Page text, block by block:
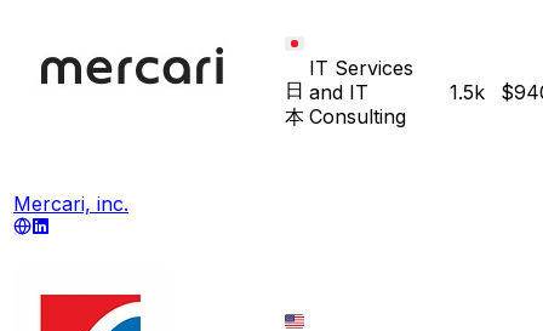
Mercari, inc.
日
本
IT Services
and IT
Consulting
1.5k